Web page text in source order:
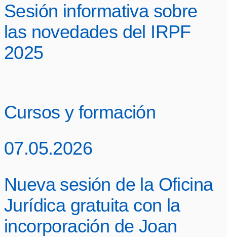
Sesión informativa sobre
las novedades del IRPF
2025
Cursos y formación
07.05.2026
Nueva sesión de la Oficina
Jurídica gratuita con la
incorporación de Joan